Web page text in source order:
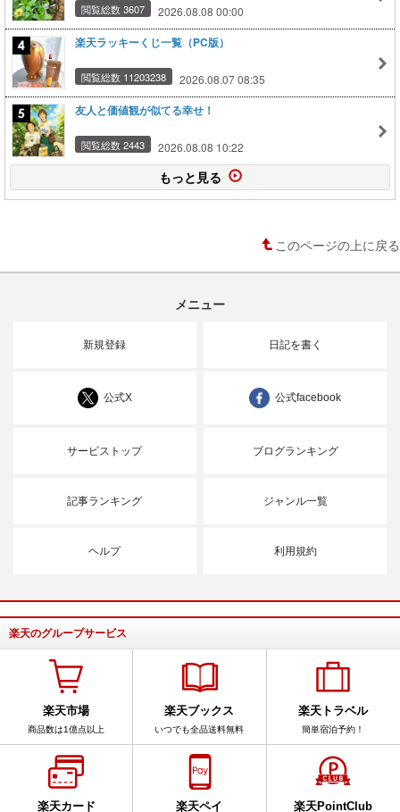
閲覧総数 3607 2026.08.08 00:00
楽天ラッキーくじ一覧（PC版）
閲覧総数 11203238 2026.08.07 08:35
友人と価値観が似てる幸せ！
閲覧総数 2443 2026.08.08 10:22
もっと見る
このページの上に戻る
メニュー
新規登録 日記を書く
公式X 公式facebook
サービストップ ブログランキング
記事ランキング ジャンル一覧
ヘルプ 利用規約
楽天のグループサービス
楽天市場
商品数は1億点以上
楽天ブックス
いつでも全品送料無料
楽天トラベル
簡単宿泊予約！
楽天カード 楽天ペイ 楽天PointClub